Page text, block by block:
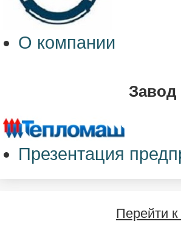
О компании
Презентация
Перейти